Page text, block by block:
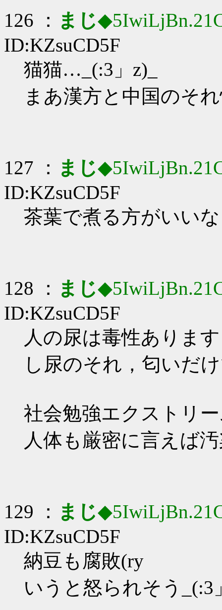
126 ： まじ
ID:KZsuCD5F
猫猫…_(:3」z)_
まあ漢方と中国のそ
127 ： まじ
ID:KZsuCD5F
茶葉で煮る方がいい
128 ： まじ
ID:KZsuCD5F
人の尿は毒性ありま
し尿のそれ，匂いだ
社会勉強エクストリ
人体も厳密に言えば
129 ： まじ
ID:KZsuCD5F
納豆も腐敗(ry
いうと怒られそう_(:3